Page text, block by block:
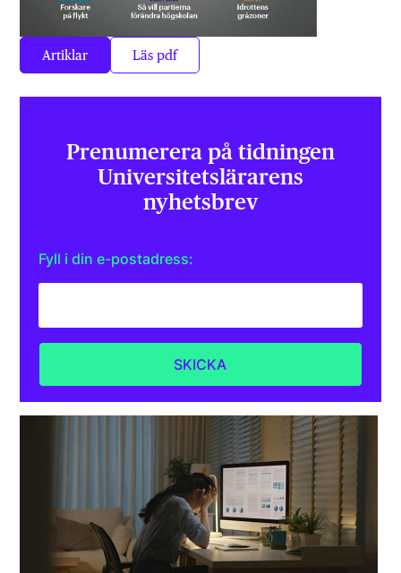
Artiklar Läs pdf
Prenumerera på tidningen
Universitets­lärarens
nyhetsbrev
Fyll i din e-postadress: